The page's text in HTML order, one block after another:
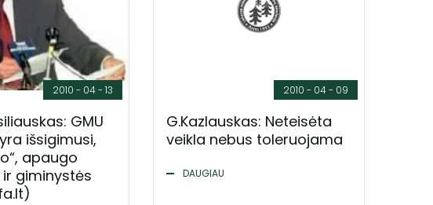
2010 - 04 - 13
GMU
išsigimusi,
apaugo
giminystės
2010 - 04 - 09
G.Kazlauskas: Neteisėta
veikla nebus toleruojama
DAUGIAU